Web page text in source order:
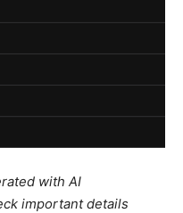
with AI
important details